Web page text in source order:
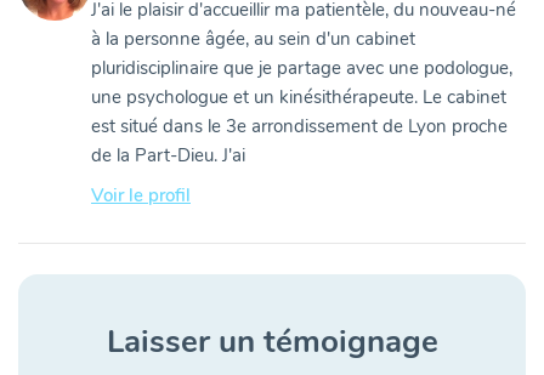
J'ai le plaisir d'accueillir ma patientèle, du nouveau-né
à la personne âgée, au sein d'un cabinet
pluridisciplinaire que je partage avec une podologue,
une psychologue et un kinésithérapeute. Le cabinet
est situé dans le 3e arrondissement de Lyon proche
de la Part-Dieu. J'ai
Voir le profil
Laisser un témoignage